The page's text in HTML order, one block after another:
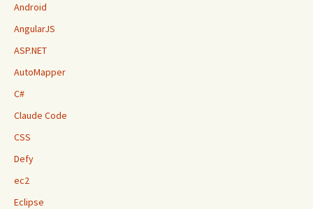
Android
AngularJS
ASP.NET
AutoMapper
C#
Claude Code
CSS
Defy
ec2
Eclipse